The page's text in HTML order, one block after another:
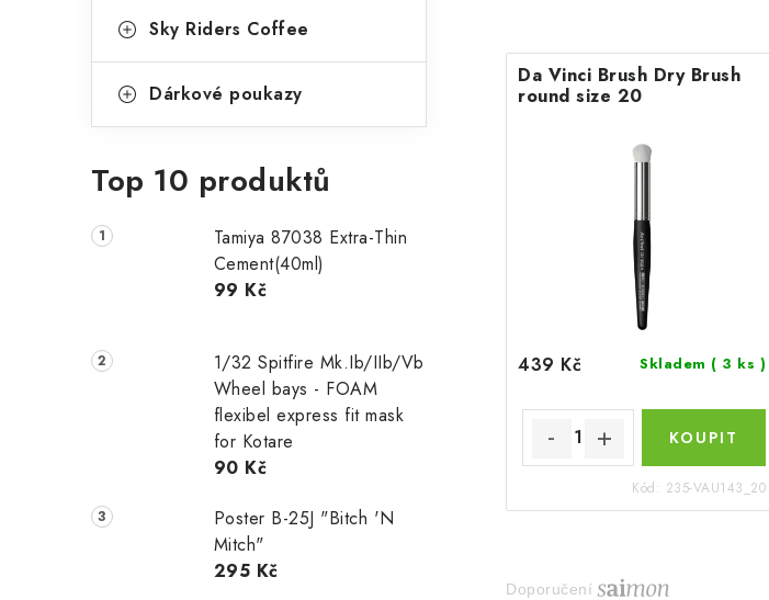
Sky Riders Coffee
Dárkové poukazy
Top 10 produktů
Tamiya 87038 Extra-Thin
Cement(40ml)
99 Kč
1/32 Spitfire Mk.Ib/IIb/Vb
Wheel bays - FOAM
flexibel express fit mask
for Kotare
90 Kč
Poster B-25J "Bitch 'N
Mitch"
295 Kč
Da Vinci Brush Dry Brush
round size 20
439 Kč Skladem ( 3 ks )
Kód: 235-VAU143_20
Doporučení